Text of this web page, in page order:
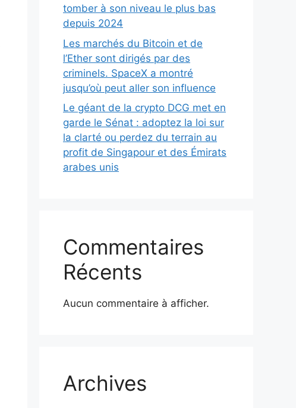
tomber à son niveau le plus bas
depuis 2024
Les marchés du Bitcoin et de
l’Ether sont dirigés par des
criminels. SpaceX a montré
jusqu’où peut aller son influence
Le géant de la crypto DCG met en
garde le Sénat : adoptez la loi sur
la clarté ou perdez du terrain au
profit de Singapour et des Émirats
arabes unis
Commentaires
Récents
Aucun commentaire à afficher.
Archives